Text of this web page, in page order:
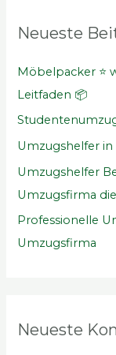
e
c
h
:
Neueste
Möbelpacker ⭐
Leitfaden 📦
Umzugshelfer in
Umzugshelfer
Umzugsfirma
Professionelle
Umzugsfirma
Neueste